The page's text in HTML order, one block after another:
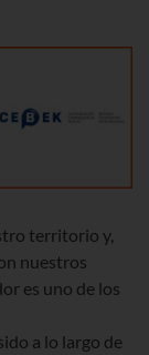
territorio y,
nuestros
es uno de los
a lo largo de